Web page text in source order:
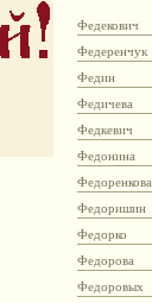
Федекович
Федеренчук
Федин
Федичева
Федкевич
Федонина
Федоренкова
Федоришин
Федорко
Федорова
Федоровых